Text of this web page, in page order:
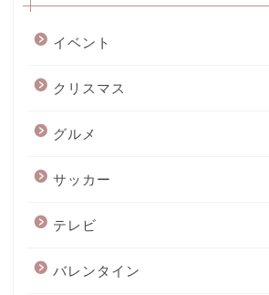
イベント
クリスマス
グルメ
サッカー
テレビ
バレンタイン